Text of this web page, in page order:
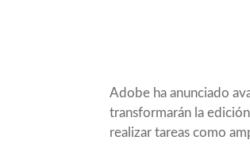
Adobe ha anunciado
transformarán la
realizar tareas como